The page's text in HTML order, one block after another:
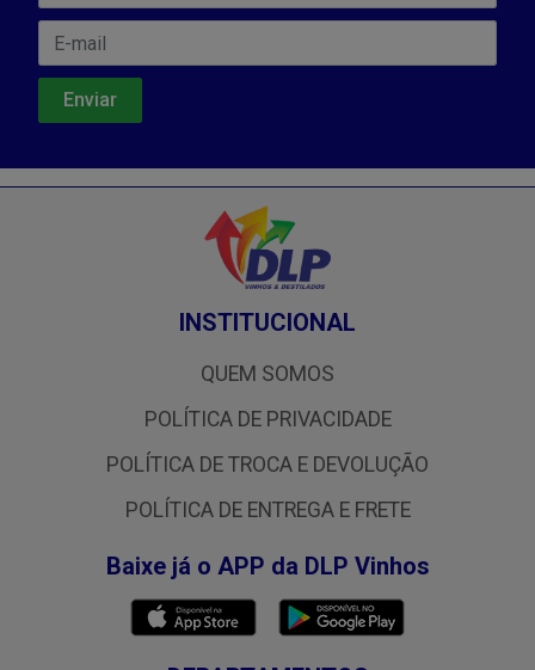
INSTITUCIONAL
QUEM SOMOS
POLÍTICA DE PRIVACIDADE
POLÍTICA DE TROCA E DEVOLUÇÃO
POLÍTICA DE ENTREGA E FRETE
Baixe já o APP da DLP Vinhos